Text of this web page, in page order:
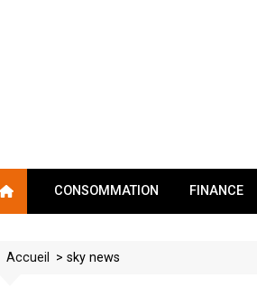
CONSOMMATION FINANCE
Accueil >sky news